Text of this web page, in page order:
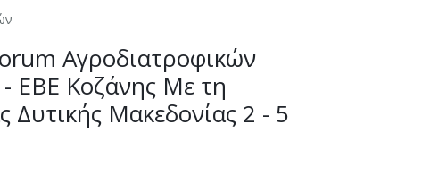
Αγροδιατροφικών
ΕΒΕ Κοζάνης Με τη
Δυτικής Μακεδονίας 2 - 5